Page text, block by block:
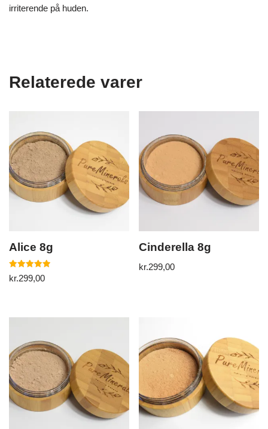
irriterende på huden.
Relaterede varer
Alice 8g
5
ud af 5
kr.299,00
Cinderella 8g
kr.299,00